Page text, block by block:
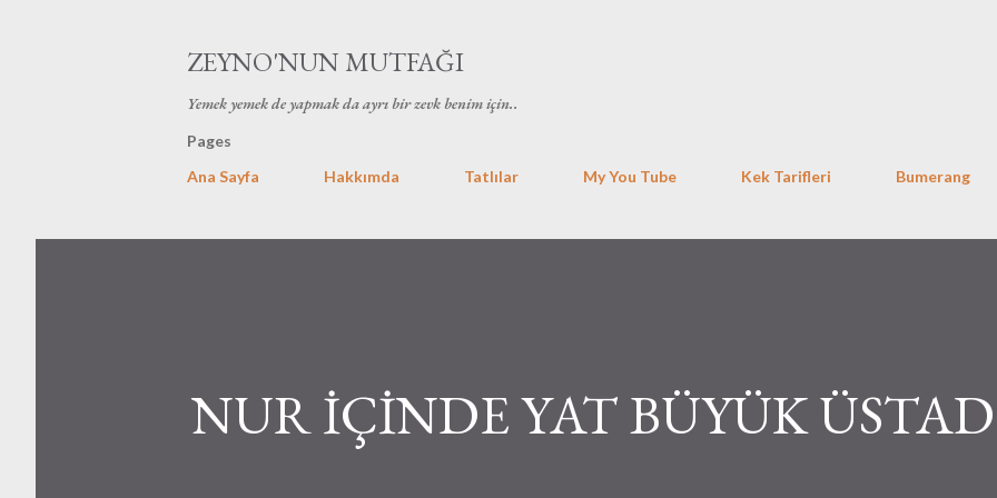
ZEYNO'NUN MUTFAĞI
Yemek yemek de yapmak da ayrı bir zevk benim için..
Pages
Ana Sayfa
Hakkımda Tatlılar My You Tube Kek Tarifleri Bumerang
NUR İÇİNDE YAT BÜYÜK ÜSTAD